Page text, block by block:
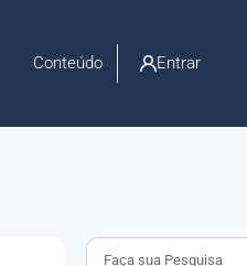
Conteúdo Entrar